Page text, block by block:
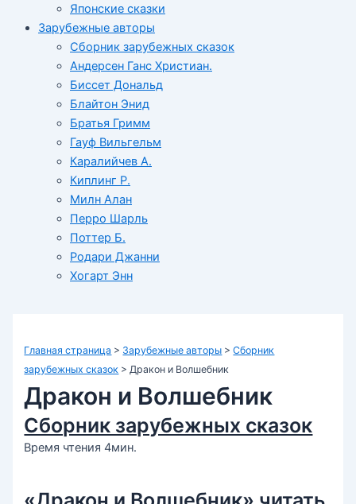
Японские сказки
Зарубежные авторы
Сборник зарубежных сказок
Андерсен Ганс Христиан.
Биссет Дональд
Блайтон Энид
Братья Гримм
Гауф Вильгельм
Каралийчев А.
Киплинг Р.
Милн Алан
Перро Шарль
Поттер Б.
Родари Джанни
Хогарт Энн
Главная страница > Зарубежные авторы >Сборник
зарубежных сказок >Дракон и Волшебник
Дракон и Волшебник
Сборник зарубежных сказок
Время чтения 4мин.